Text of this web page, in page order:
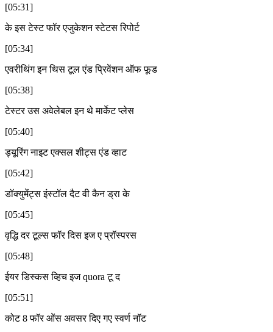
[05:31]
के इस टेस्ट फॉर एजुकेशन स्टेटस रिपोर्ट
[05:34]
एवरीथिंग इन थिस टूल एंड प्रिवेंशन ऑफ फूड
[05:38]
टेस्टर उस अवेलेबल इन थे मार्केट प्लेस
[05:40]
ड्यूरिंग नाइट एक्सल शीट्स एंड व्हाट
[05:42]
डॉक्युमेंट्स इंस्टॉल दैट वी कैन ड्रा के
[05:45]
वृद्धि दर टूल्स फॉर दिस इज ए प्रॉस्परस
[05:48]
ईयर डिस्कस व्हिच इज quora टू द
[05:51]
कोट 8 फॉर ओंस अवसर दिए गए स्वर्ण नॉट